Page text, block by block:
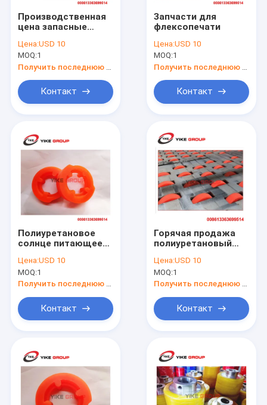
Продукты
О нас
Производственная
цена запасные
проволочного
питателя для
волнистой коробки
швейной машины
Цена:USD 10
MOQ:1
Контакт
Запчасти для
флексопечати
Цена:USD 10
MOQ:1
Контакт
Полиуретановое
солнце питающее
принтера слотер
гофрированный
картонный картон
Цена:USD 10
MOQ:1
Получить последнюю цену
Контакт
Горячая продажа
полиуретановый
бумаги кормовое
колесо для
принтера
Цена:USD 10
MOQ:1
Получить последнюю цену
Контакт